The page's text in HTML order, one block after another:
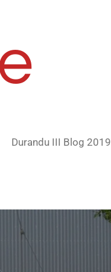
Durandu III Blog 2019